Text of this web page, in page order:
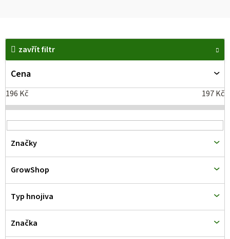
zavřít filtr
Cena
196 Kč 197Kč
Značky
GrowShop
Typ hnojiva
Značka
V
p
i
s
p
r
o
d
u
k
t
ů